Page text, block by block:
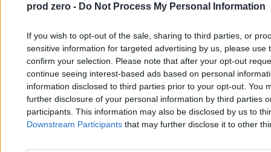
prod zero - Do Not Process My Personal Information
If you wish to opt-out of the sale, sharing to third parties, or
sensitive information for targeted advertising by us, please use
confirm your selection. Please note that after your opt-out
continue seeing interest-based ads based on personal
information disclosed to third parties prior to your opt-out. You
further disclosure of your personal information by third parties
participants. This information may also be disclosed by us to
Downstream Participants that may further disclose it to other
Polska ma F-35 i Daniela „Magicala” w Sejmie.
Chociaż o mundial nie musi się martwić
Kasjan Owsianko